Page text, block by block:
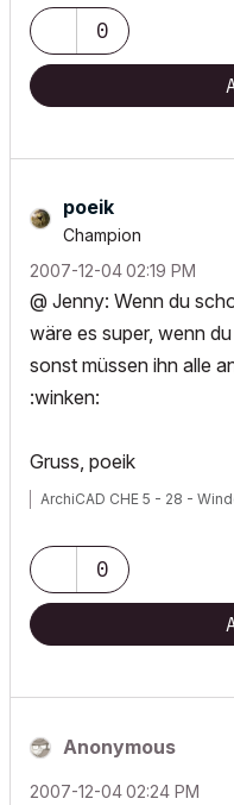
0
poeik
Champion
‎2007-12-0402:19 PM
@ Jenny: Wenn du
wäre es super, wenn
sonst müssen ihn alle
:winken:
Gruss, poeik
ArchiCAD CHE 5 - 28 -
0
Anonymous
‎2007-12-0402:24 PM